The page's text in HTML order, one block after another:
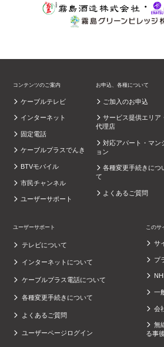
・
コンテンツのご案内
ケーブルテレビ
インターネット
固定電話
ケーブルプラスでんき
BTVモバイル
市民チャンネル
ユーザーサポート
お申込、各種について
ご加入のお申込
サービス提供エリア
代理店
対応アパート・マン
ョン
各種変更手続きにつ
て
よくあるご質問
ユーザーサポート
テレビについて
インターネットについて
ケーブルプラス電話について
各種変更手続きについて
よくあるご質問
ユーザーページログイン
このサ
サ
プ
一
会
無
る事